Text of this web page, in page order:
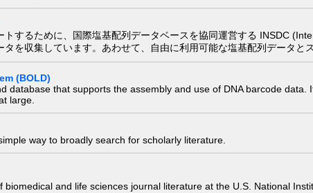
トするために、国際塩基配列データベースを協同運営する INSDC
を収集しています。あわせて、自由に利用可能な塩基配列データと
(BOLD)
database that supports the assembly and use of DNA barcode
large.
way to broadly search for scholarly literature.
biomedical and life sciences journal literature at the U.S. National